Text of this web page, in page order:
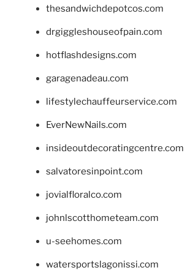
thesandwichdepotcos.com
drgiggleshouseofpain.com
hotflashdesigns.com
garagenadeau.com
lifestylechauffeurservice.com
EverNewNails.com
insideoutdecoratingcentre.com
salvatoresinpoint.com
jovialfloralco.com
johnlscotthometeam.com
u-seehomes.com
watersportslagonissi.com